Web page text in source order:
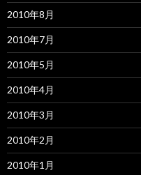
2010年8月
2010年7月
2010年5月
2010年4月
2010年3月
2010年2月
2010年1月